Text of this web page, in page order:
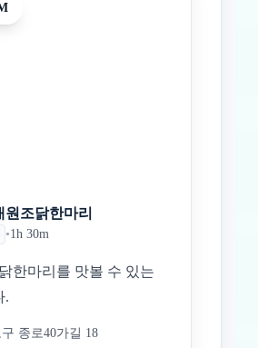
원조닭한마리
•1h 30m
한마리를 맛볼 수 있는
.
종로40가길 18